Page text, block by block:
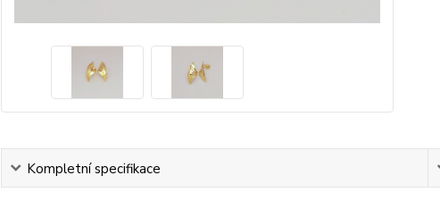
Kompletní specifikace